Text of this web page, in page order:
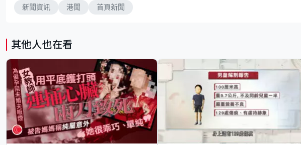
新聞資訊 港聞 首頁新聞
其他人也在看